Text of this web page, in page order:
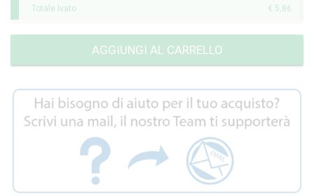
Totale Ivato € 5,86
AGGIUNGI AL CARRELLO